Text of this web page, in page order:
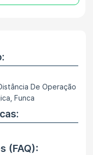
De Operação
Funca
(FAQ):